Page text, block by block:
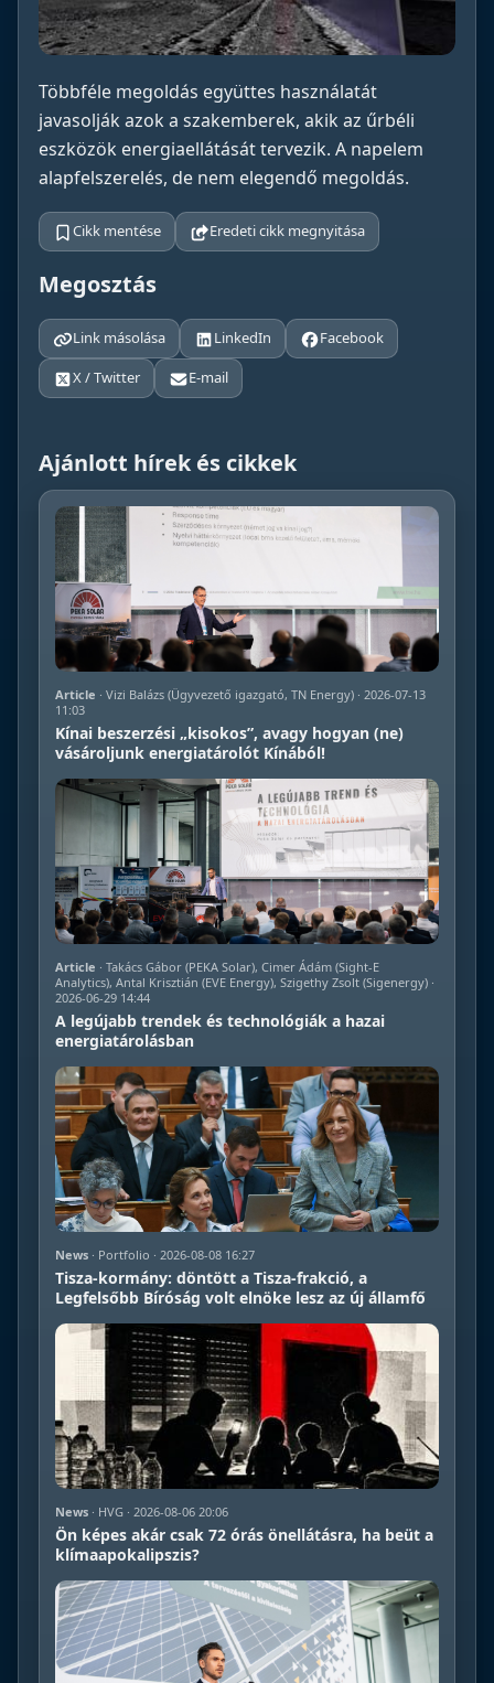
Többféle megoldás együttes használatát
javasolják azok a szakemberek, akik az űrbéli
eszközök energiaellátását tervezik. A napelem
alapfelszerelés, de nem elegendő megoldás.
Cikk mentése Eredeti cikk megnyitása
Megosztás
Link másolása LinkedIn
Facebook
X / Twitter
E-mail
Ajánlott hírek és cikkek
Article · Vizi Balázs (Ügyvezető igazgató, TN Energy) · 2026-07-13
11:03
Kínai beszerzési „kisokos”, avagy hogyan (ne)
vásároljunk energiatárolót Kínából!
Article · Takács Gábor (PEKA Solar), Cimer Ádám (Sight-E
Analytics), Antal Krisztián (EVE Energy), Szigethy Zsolt (Sigenergy) ·
2026-06-29 14:44
A legújabb trendek és technológiák a hazai
energiatárolásban
News · Portfolio · 2026-08-08 16:27
Tisza-kormány: döntött a Tisza-frakció, a
Legfelsőbb Bíróság volt elnöke lesz az új államfő
News · HVG · 2026-08-06 20:06
Ön képes akár csak 72 órás önellátásra, ha beüt a
klímaapokalipszis?